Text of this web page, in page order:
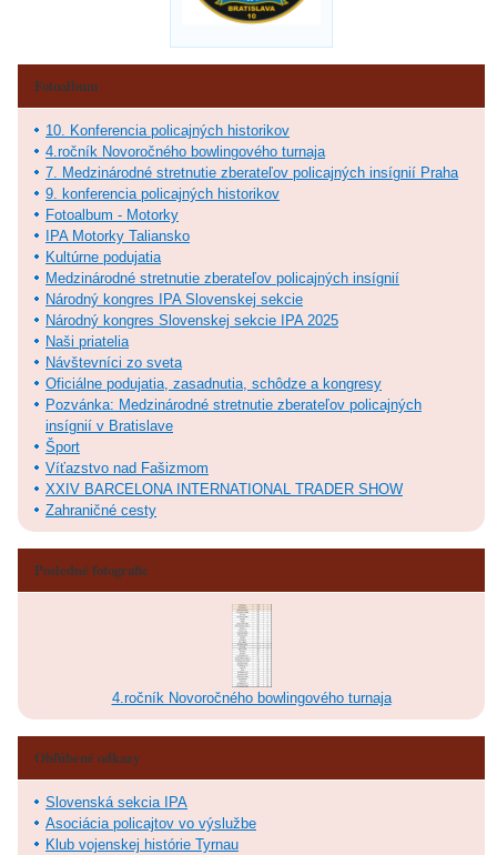
Fotoalbum
10. Konferencia policajných historikov
4.ročník Novoročného bowlingového turnaja
7. Medzinárodné stretnutie zberateľov policajných insígnií Praha
9. konferencia policajných historikov
Fotoalbum - Motorky
IPA Motorky Taliansko
Kultúrne podujatia
Medzinárodné stretnutie zberateľov policajných insígnií
Národný kongres IPA Slovenskej sekcie
Národný kongres Slovenskej sekcie IPA 2025
Naši priatelia
Návštevníci zo sveta
Oficiálne podujatia, zasadnutia, schôdze a kongresy
Pozvánka: Medzinárodné stretnutie zberateľov policajných
insígnií v Bratislave
Šport
Víťazstvo nad Fašizmom
XXIV BARCELONA INTERNATIONAL TRADER SHOW
Zahraničné cesty
Posledné fotografie
4.ročník Novoročného bowlingového turnaja
Obľúbené odkazy
Slovenská sekcia IPA
Asociácia policajtov vo výslužbe
Klub vojenskej histórie Tyrnau